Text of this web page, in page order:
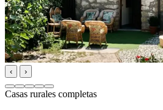
‹ ›
Casas rurales completas